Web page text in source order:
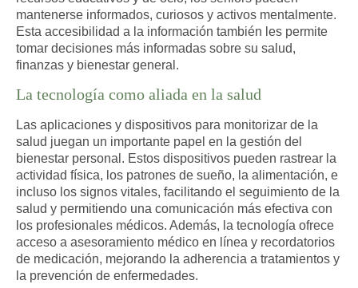
mantenerse informados, curiosos y activos mentalmente.
Esta accesibilidad a la información también les permite
tomar decisiones más informadas sobre su salud,
finanzas y bienestar general.
La tecnología como aliada en la salud
Las aplicaciones y dispositivos para monitorizar de la
salud juegan un importante papel en la gestión del
bienestar personal. Estos dispositivos pueden rastrear la
actividad física, los patrones de sueño, la alimentación, e
incluso los signos vitales, facilitando el seguimiento de la
salud y permitiendo una comunicación más efectiva con
los profesionales médicos. Además, la tecnología ofrece
acceso a asesoramiento médico en línea y recordatorios
de medicación, mejorando la adherencia a tratamientos y
la prevención de enfermedades.